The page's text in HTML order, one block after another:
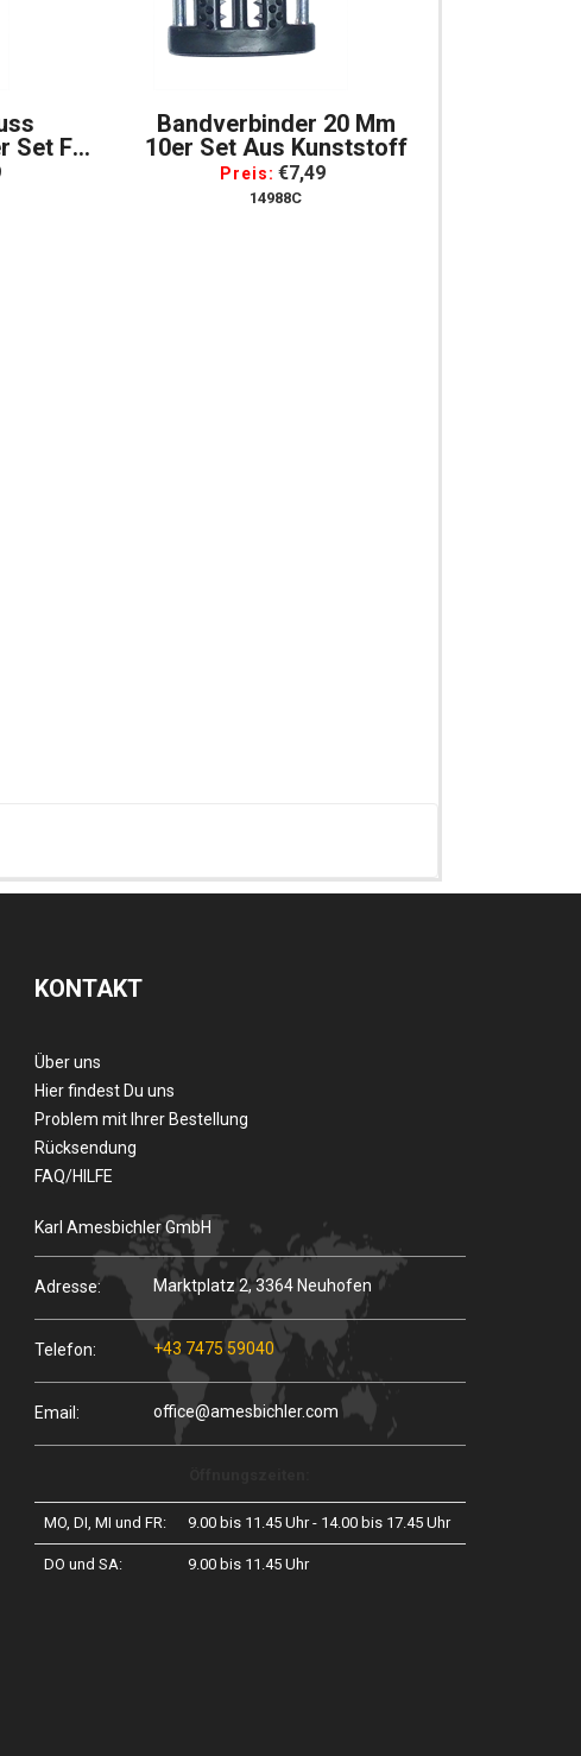
Set Für
Bandverbinder 20 Mm
10er Set Aus Kunststoff
Preis: €7,49
14988C
KONTAKT
Über uns
Hier findest Du uns
Problem mit Ihrer Bestellung
Rücksendung
FAQ/HILFE
Karl Amesbichler GmbH
Adresse: Marktplatz 2, 3364 Neuhofen
Telefon: +43 7475 59040
Email: office@amesbichler.com
MO, DI, MI und FR: 9.00 bis 11.45 Uhr - 14.00 bis 17.45 Uhr
DO und SA: 9.00 bis 11.45 Uhr